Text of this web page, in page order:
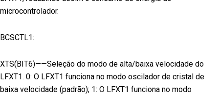
microcontrolador.
BCSCTL1:
XTS(BIT6)——Seleção do modo de alta/baixa velocidade do
LFXT1. 0: O LFXT1 funciona no modo oscilador de cristal de
baixa velocidade (padrão); 1: O LFXT1 funciona no modo